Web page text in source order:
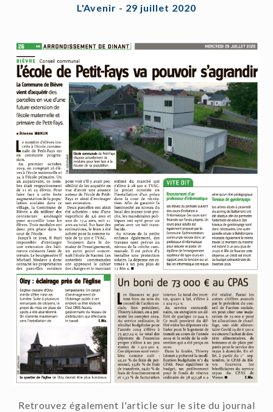
L'Avenir - 29 juillet 2020
Retrouvez également l'article sur le site du journal